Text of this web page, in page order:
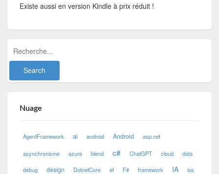
Existe aussi en version Kindle à prix réduit !
Nuage
AgentFramework ai android Android asp.net
asynchronisme azure blend c# ChatGPT cloud data
debug design DotnetCore ef F# framework IA ios